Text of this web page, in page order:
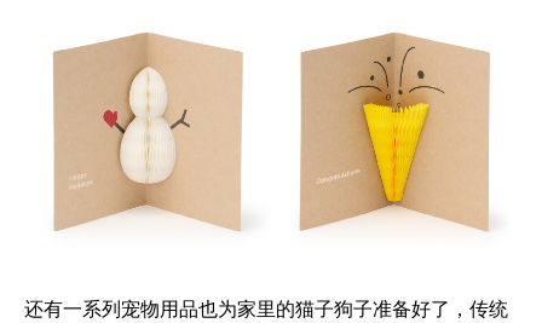
还有一系列宠物用品也为家里的猫子狗子准备好了，传统